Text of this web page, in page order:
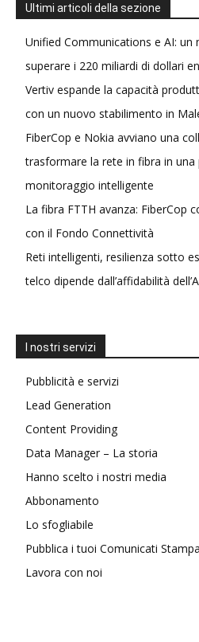
Ultimi articoli della sezione
Unified Communications e AI:
superare i 220 miliardi di dollari
Vertiv espande la capacità
con un nuovo stabilimento in
FiberCop e Nokia avviano una
trasformare la rete in fibra in
monitoraggio intelligente
La fibra FTTH avanza: FiberCop
con il Fondo Connettività
Reti intelligenti, resilienza sotto
telco dipende dall’affidabilità
I nostri servizi
Pubblicità e servizi
Lead Generation
Content Providing
Data Manager – La storia
Hanno scelto i nostri media
Abbonamento
Lo sfogliabile
Pubblica i tuoi Comunicati Stampa
Lavora con noi